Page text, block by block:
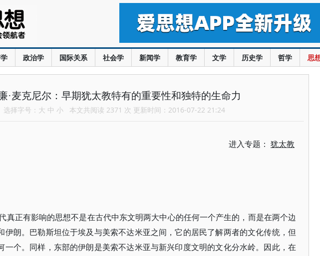
政治学 国际关系 社会学 新闻学 教育学 文学 历史学 哲学 思
·麦克尼尔：早期犹太教特有的重要性和独特的生命力
选择字号： 大 中 小 本文共阅读 2371 次 更新时间：2016-07-22 21:24
进入专题： 犹太教
真正有影响的思想不是在古代中东文明两大中心的任何一个产生的，而是在两个边
伊朗。巴勒斯坦位于埃及与美索不达米亚之间，它的居民了解两者的文化传统，但
一个。同样，东部的伊朗是美索不达米亚与新兴印度文明的文化分水岭。因此，在